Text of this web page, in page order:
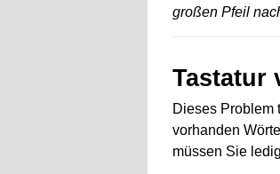
großen Pfeil
Tastatur
Dieses Problem
vorhanden
müssen Sie